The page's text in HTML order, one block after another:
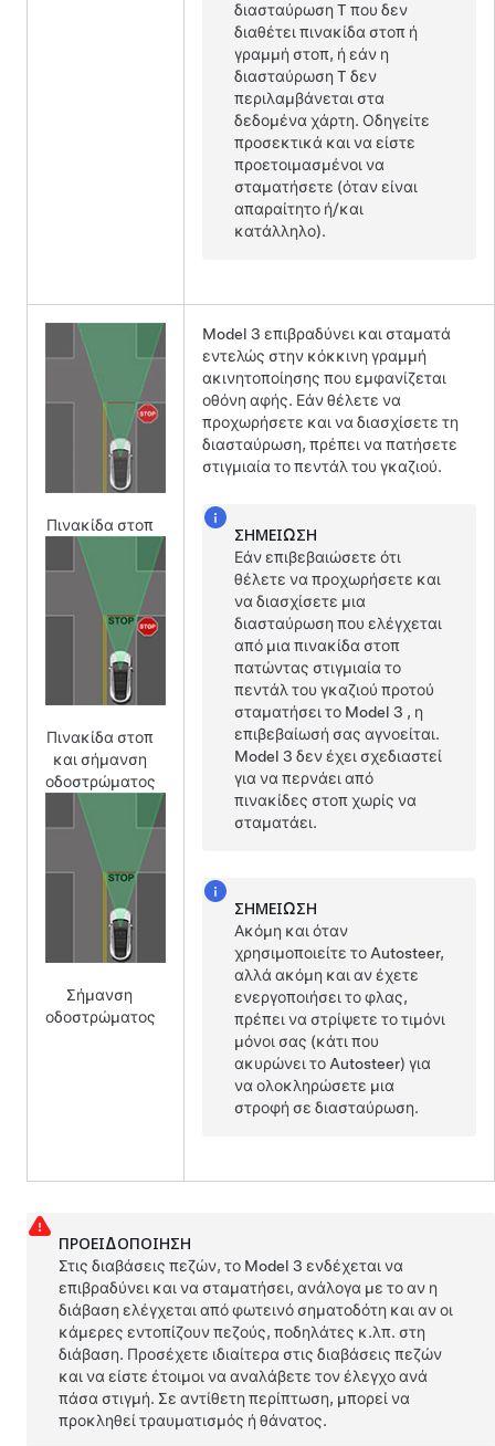
διασταύρωση T που δεν
διαθέτει πινακίδα στοπ ή
γραμμή στοπ, ή εάν η
διασταύρωση T δεν
περιλαμβάνεται στα
δεδομένα χάρτη. Οδηγείτε
προσεκτικά και να είστε
προετοιμασμένοι να
σταματήσετε (όταν είναι
απαραίτητο ή/και
κατάλληλο).
Πινακίδα στοπ
Πινακίδα στοπ
και σήμανση
οδοστρώματος
Σήμανση
οδοστρώματος
Model 3 επιβραδύνει και σταματά
εντελώς στην κόκκινη γραμμή
ακινητοποίησης που εμφανίζεται
οθόνη αφής. Εάν θέλετε να
προχωρήσετε και να διασχίσετε τη
διασταύρωση, πρέπει να πατήσετε
στιγμιαία το πεντάλ του γκαζιού.
ΣΗΜΕΊΩΣΗ
Εάν επιβεβαιώσετε ότι
θέλετε να προχωρήσετε και
να διασχίσετε μια
διασταύρωση που ελέγχεται
από μια πινακίδα στοπ
πατώντας στιγμιαία το
πεντάλ του γκαζιού προτού
σταματήσει το Model 3 , η
επιβεβαίωσή σας αγνοείται.
Model 3 δεν έχει σχεδιαστεί
για να περνάει από
πινακίδες στοπ χωρίς να
σταματάει.
ΣΗΜΕΊΩΣΗ
Ακόμη και όταν
χρησιμοποιείτε το Autosteer,
αλλά ακόμη και αν έχετε
ενεργοποιήσει το φλας,
πρέπει να στρίψετε τοτιμόνι
μόνοι σας (κάτι που
ακυρώνει το Autosteer) για
να ολοκληρώσετε μια
στροφή σε διασταύρωση.
ΠΡΟΕΙΔΟΠΟΊΗΣΗ
Στις διαβάσεις πεζών, το Model 3 ενδέχεται να
επιβραδύνει και να σταματήσει, ανάλογα με το αν η
διάβαση ελέγχεται από φωτεινό σηματοδότη και αν οι
κάμερες εντοπίζουν πεζούς, ποδηλάτες κ.λπ. στη
διάβαση. Προσέχετε ιδιαίτερα στις διαβάσεις πεζών
και να είστε έτοιμοι να αναλάβετε τον έλεγχο ανά
πάσα στιγμή. Σε αντίθετη περίπτωση, μπορεί να
προκληθεί τραυματισμός ή θάνατος.